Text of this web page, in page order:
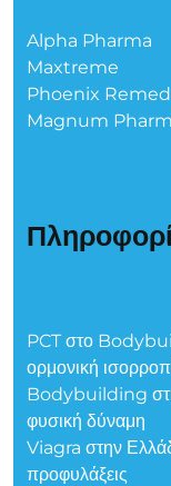
Alpha Pharma
Maxtreme
Phoenix
Magnum
PCT στο
ορμονική
Bodybuilding
φυσική δύναμη
Viagra στην
προφυλάξεις